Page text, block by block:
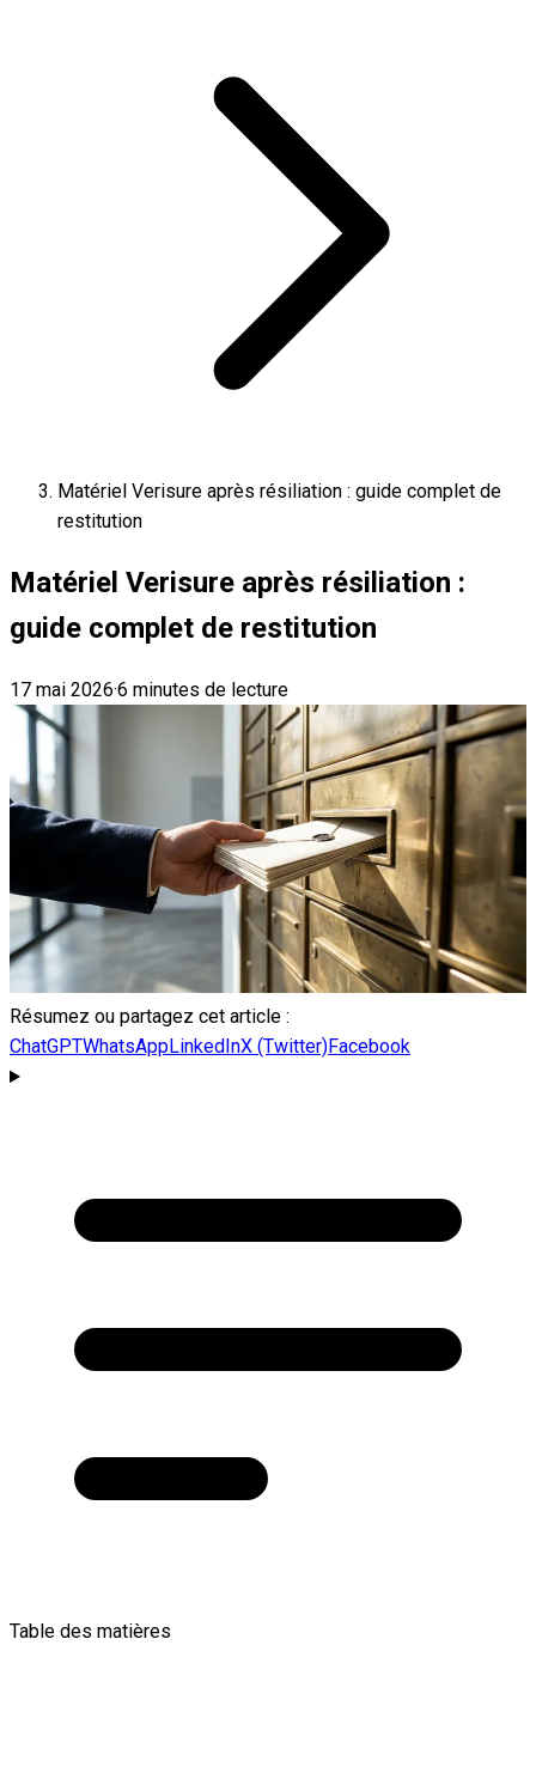
Matériel Verisure après résiliation : guide complet de
restitution
Matériel Verisure après résiliation :
guide complet de restitution
17 mai 2026·6 minutes de lecture
Résumez ou partagez cet article :
ChatGPTWhatsAppLinkedInX (Twitter)Facebook
Table des matières